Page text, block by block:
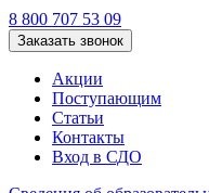
8 800 707 53 09
Заказать звонок
Акции
Поступающим
Статьи
Контакты
Вход в СДО